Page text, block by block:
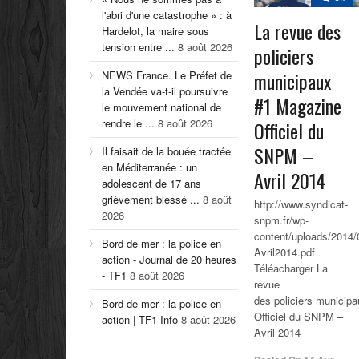
La revue des
policiers
municipaux
#1 Magazine
Officiel du
SNPM –
Avril 2014
http://www.syndicat-
snpm.fr/wp-
content/uploads/2014/
Avril2014.pdf
Téléacharger La
revue
des policiers
Officiel du SNPM –
Avril 2014
l'abri d'une catastrophe » : à
Hardelot, la maire sous
tension entre ... 8 août 2026
NEWS France. Le Préfet de
la Vendée va-t-il poursuivre
le mouvement national de
rendre le ... 8 août 2026
Il faisait de la bouée tractée
en Méditerranée : un
adolescent de 17 ans
grièvement blessé ... 8 août
2026
Bord de mer : la police en
action - Journal de 20 heures
- TF1 8 août 2026
Bord de mer : la police en
action | TF1 Info 8 août 2026